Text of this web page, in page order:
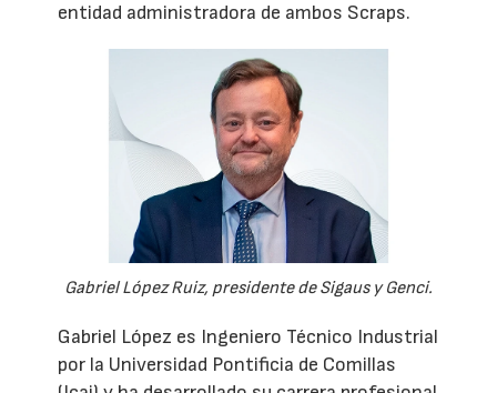
entidad administradora de ambos Scraps.
Gabriel López Ruiz, presidente de Sigaus y Genci.
Gabriel López es Ingeniero Técnico Industrial
por la Universidad Pontificia de Comillas